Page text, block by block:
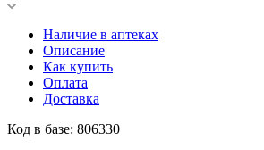
Наличие в аптеках
Описание
Как купить
Оплата
Доставка
Код в базе: 806330